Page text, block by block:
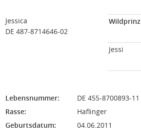
Jessica
DE 487-8714646-02
Wildprinz
Jessi
Lebensnummer:
DE 455-8700893-11
Rasse:
Haflinger
Geburtsdatum:
04.06.2011